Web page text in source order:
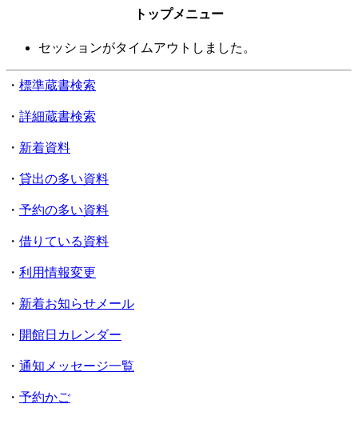
トップメニュー
セッションがタイムアウトしました。
・ 標準蔵書検索
・ 詳細蔵書検索
・ 新着資料
・ 貸出の多い資料
・ 予約の多い資料
・ 借りている資料
・ 利用情報変更
・ 新着お知らせメール
・ 開館日カレンダー
・ 通知メッセージ一覧
・ 予約かご